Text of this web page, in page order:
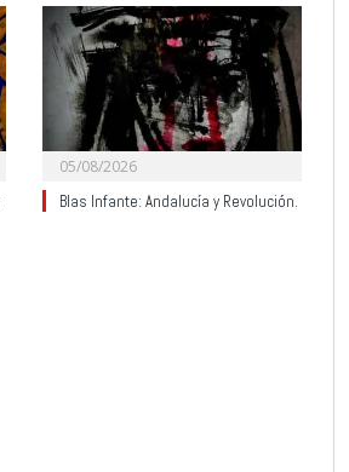
05/08/2026
Blas Infante: Andalucía y Revolución.